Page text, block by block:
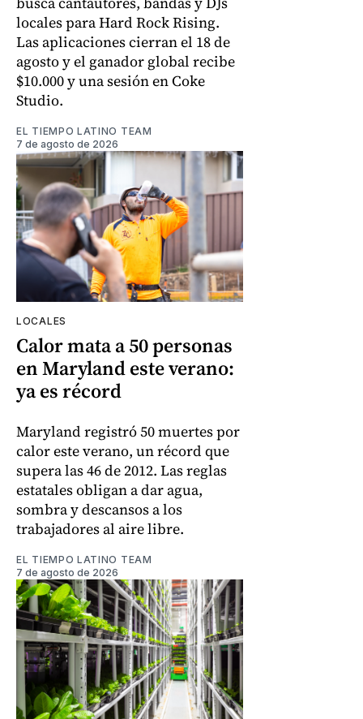
locales para Hard Rock Rising.
Las aplicaciones cierran el 18 de
agosto y el ganador global recibe
$10.000 y una sesión en Coke
Studio.
EL TIEMPO LATINO TEAM
7 de agosto de 2026
LOCALES
Calor mata a 50 personas
en Maryland este verano:
ya es récord
Maryland registró 50 muertes por
calor este verano, un récord que
supera las 46 de 2012. Las reglas
estatales obligan a dar agua,
sombra y descansos a los
trabajadores al aire libre.
EL TIEMPO LATINO TEAM
7 de agosto de 2026